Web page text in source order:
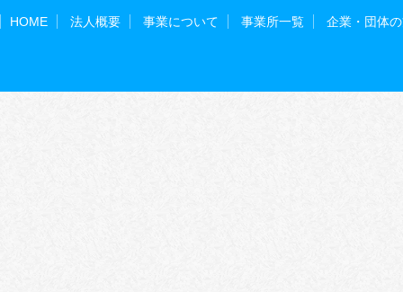
HOME 法人概要 事業について 事業所一覧 企業・団体